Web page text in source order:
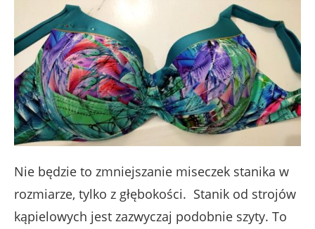
Nie będzie to zmniejszanie miseczek stanika w
rozmiarze, tylko z głębokości. Stanik od strojów
kąpielowych jest zazwyczaj podobnie szyty. To